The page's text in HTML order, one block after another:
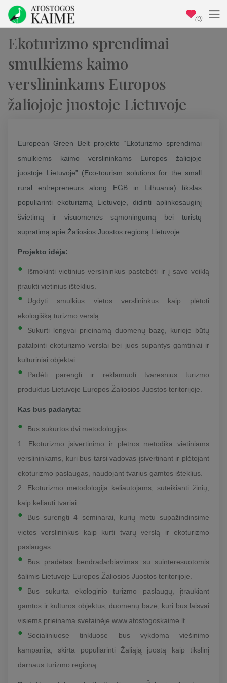
Ekoturizmo sprendimai
smulkiems kaimo
verslininkams Europos
žaliojoje juostoje Lietuvoje
European Green Belt projekto “Ekoturizmo sprendimai
smulkiems kaimo verslininkams Europos žaliojoje
juostoje Lietuvoje” (Eco-tourism solutions for the small
rural entrepreneurs along EGB in Lithuania) tikslas
populiarinti ekoturizmą Lietuvoje, didinti aplinkosauginį
švietimą ir visuomenės sąmoningumą bei turistų
supratimą apie Žaliosios Juostos regioną Lietuvoje.
Projekto idėja:
Išmokinti vietinius verslininkus pastebėti ir į savo veiklą
įtraukti vietinius išteklius.
Ugdyti smulkius vietos verslininkus kaip plėtoti
ekologišką turizmo verslą.
Sukurti lengvai prieinamą duomenų bazę, kurioje būtų
patalpinti ekoturizmo verslai bei juos supantys gamtiniai ir
kultūriniai objektai.
Padėti parengti ir reklamuoti tvaresnius turizmo
produktus Lietuvoje Europos Žaliosios Juostos teritorijoje.
Kas bus padaryta:
Bus sukurtos dvi metodologijos:
1. Ekoturizmo įsivertinimo ir plėtros metodika vietiniams
verslininkams, kuri bus tarsi vadovas įsivertinant ir plėtojant
ekoturizmo paslaugas, naudojant tvarius gamtos išteklius.
2. Ekoturizmo metodologija keliautojams, suteikianti žinių,
kaip keliauti tvariai.
Bus surengti 4 seminarai, kurių metu supažindinsime
vietos verslininkus kaip kurti tvarų verslą ir ekoturizmo
paslaugas.
Bus pradėtas bendradarbiavimas su suinteresuotomis
šalimis Lietuvoje Europos Žaliosios Juostos teritorijoje.
Bus sukurta ekologinio turizmo paslaugų, įtraukiant
gamtos ir kultūros objektus, duomenų bazė, kuri bus laisvai
visiems prieinama svetainėje www.atostogoskaime.lt.
Socialiniuose tinkluose bus vykdoma viešinimo
kampanija, skirta populiarinti Žaliąją juostą kaip tikslinį
darnaus turizmo regioną.
(0)